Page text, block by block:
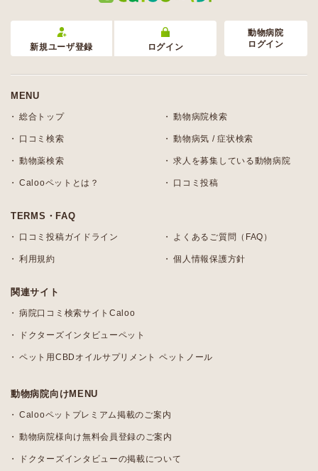
新規ユーザ登録 ログイン
動物病院
ログイン
MENU
総合トップ 動物病院検索
口コミ検索 動物病気 / 症状検索
動物薬検索 求人を募集している動物病院
Calooペットとは？ 口コミ投稿
TERMS・FAQ
口コミ投稿ガイドライン よくあるご質問（FAQ）
利用規約 個人情報保護方針
関連サイト
病院口コミ検索サイトCaloo
ドクターズインタビューペット
ペット用CBDオイルサプリメント ペットノール
動物病院向けMENU
Calooペットプレミアム掲載のご案内
動物病院様向け無料会員登録のご案内
ドクターズインタビューの掲載について